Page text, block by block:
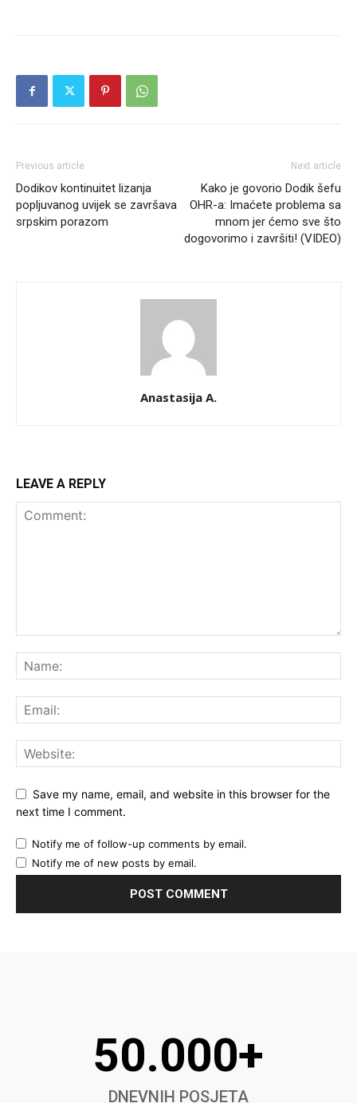
Previous article
Dodikov kontinuitet lizanja
popljuvanog uvijek se završava
srpskim porazom
Next article
Kako je govorio Dodik šefu
OHR-a: Imaćete problema sa
mnom jer ćemo sve što
dogovorimo i završiti! (VIDEO)
Anastasija A.
LEAVE A REPLY
Save my name, email, and website in this browser for the
next time I comment.
Notify me of follow-up comments by email.
Notify me of new posts by email.
50.000+
DNEVNIH POSJETA